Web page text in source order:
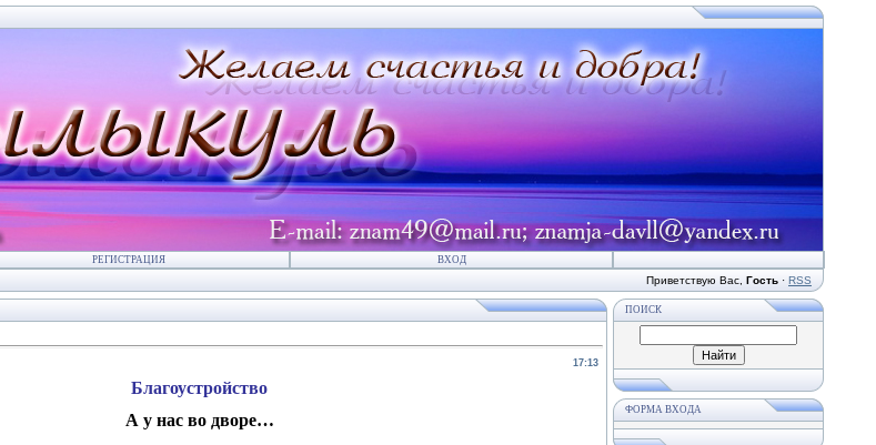
РЕГИСТРАЦИЯ ВХОД
Приветствую Вас Гость · RSS
17:13
Благоустройство
А у нас во дворе…
ПОИСК
ФОРМА ВХОДА